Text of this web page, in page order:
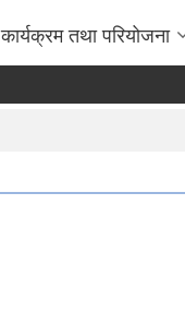
कार्यक्रम तथा परियोजना